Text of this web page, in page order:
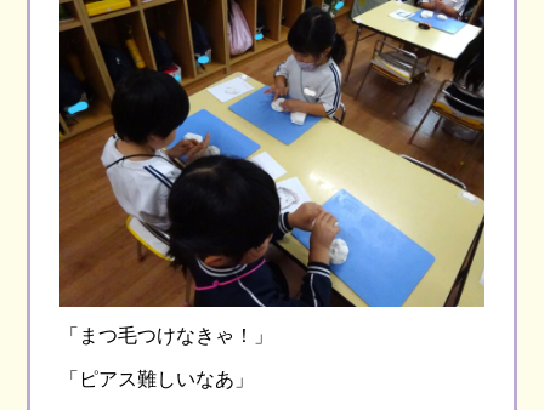
「まつ毛つけなきゃ！」
「ピアス難しいなあ」